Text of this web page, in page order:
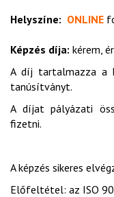
Helyszíne: ONLINE
Képzés díja: kérem,
A díj tartalmazza a
tanúsítványt.
A díjat pályázati
fizetni.
A képzés sikeres
Előfeltétel: az ISO